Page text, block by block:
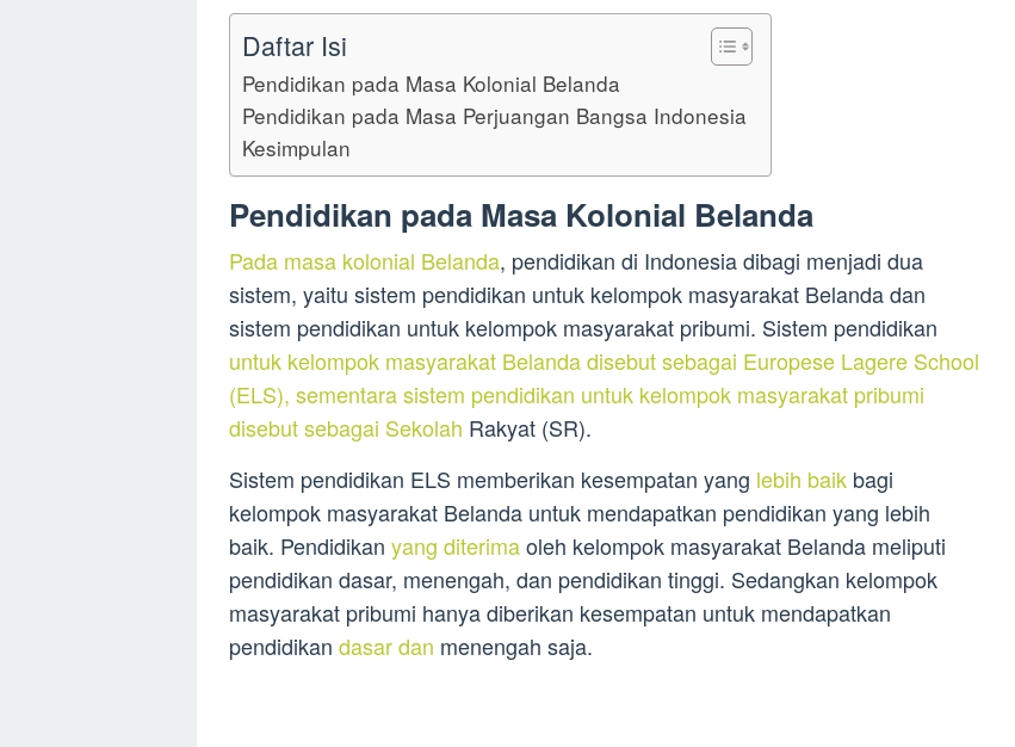
Daftar Isi
Pendidikan pada Masa Kolonial Belanda
Pendidikan pada Masa Perjuangan Bangsa Indonesia
Kesimpulan
Pendidikan pada Masa Kolonial Belanda
Pada masa kolonial Belanda, pendidikan di Indonesia dibagi menjadi dua
sistem, yaitu sistem pendidikan untuk kelompok masyarakat Belanda dan
sistem pendidikan untuk kelompok masyarakat pribumi. Sistem pendidikan
untuk kelompok masyarakat Belanda disebut sebagai Europese Lagere School
(ELS), sementara sistem pendidikan untuk kelompok masyarakat pribumi
disebut sebagai Sekolah Rakyat (SR).
Sistem pendidikan ELS memberikan kesempatan yang lebih baik bagi
kelompok masyarakat Belanda untuk mendapatkan pendidikan yang lebih
baik. Pendidikan yang diterimaoleh kelompok masyarakat Belanda meliputi
pendidikan dasar, menengah, dan pendidikan tinggi. Sedangkan kelompok
masyarakat pribumi hanya diberikan kesempatan untuk mendapatkan
pendidikan dasar dan menengah saja.